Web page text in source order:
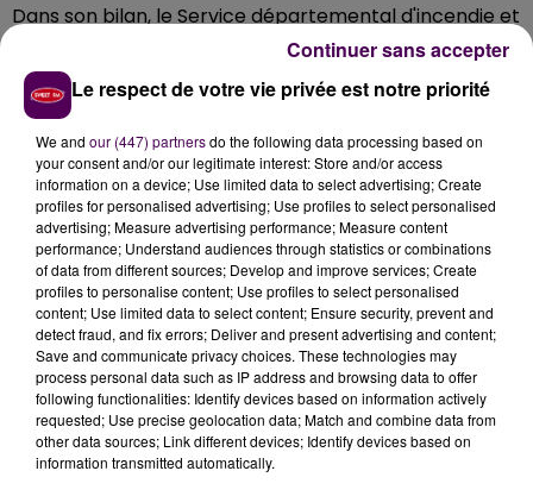
Dans son bilan, le Service départemental d'incendie et
de secours de la Sarthe indique queles flammes ont
parcouru
secouristes et cinq engins d'intervention ont été
mobilisés, issus des casernes de Chantenay-Villedieu,
Vallon-sur-Gée, Brûlon, Parcé et Noyen-sur-Sarthe.
À LA UNE
Le respect de votre vie privée est notre priorité
We and our (447) partnersdo the following data processing based on
your consent and/or our legitimate interest: Store and/or access
information on a device; Use limited data to select advertising; Create
profiles for personalised advertising; Use profiles to select personalised
advertising; Measure advertising performance; Measure content
performance; Understand audiences through statistics or combinations
of data from different sources; Develop and improve services; Create
profiles to personalise content; Use profiles to select personalised
content; Use limited data to select content; Ensure security, prevent and
detect fraud, and fix errors; Deliver and present advertising and content;
Save and communicate privacy choices. These technologies may
process personal data such as IP address and browsing data to offer
following functionalities: Identify devices based on information actively
requested; Use precise geolocation data; Match and combine data from
other data sources; Link different devices; Identify devices based on
information transmitted automatically.
Continuer sans accepter